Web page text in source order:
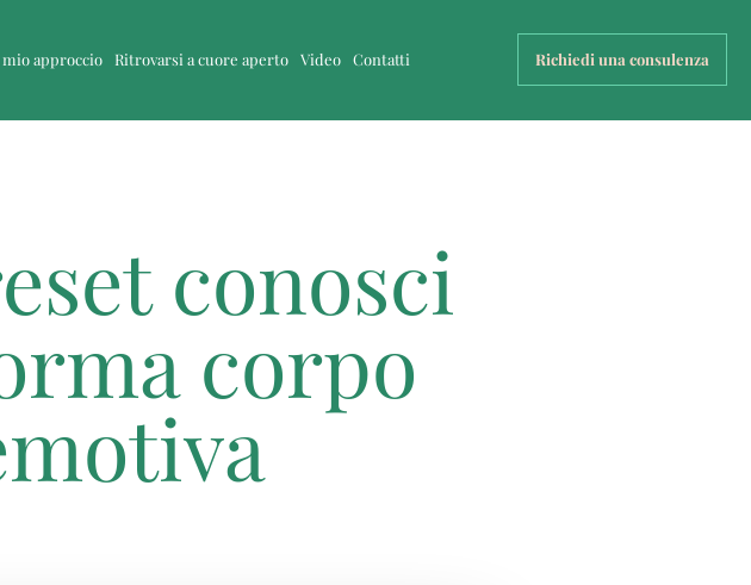
approccio Ritrovarsi a cuore aperto Video Contatti Richiedi una consulenza
conosci
corpo